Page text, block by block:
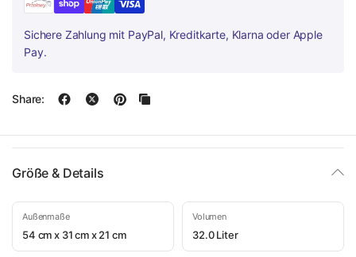
Sichere Zahlung mit PayPal, Kreditkarte, Klarna oder Apple
Pay.
Share:
Größe & Details
Außenmaße
54 cm x 31 cm x 21 cm
Volumen
32.0 Liter